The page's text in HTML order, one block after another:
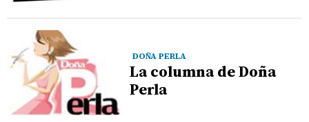
DOÑA PERLA
La columna de Doña
Perla